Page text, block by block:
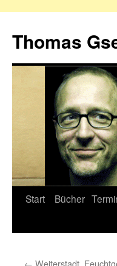
springen
Thomas
Start Bücher
← Weiterstadt,